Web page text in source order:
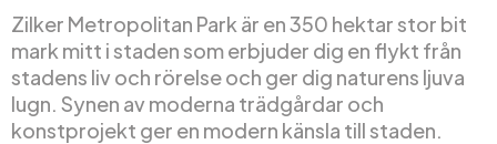
Zilker Metropolitan Park är en 350 hektar stor bit
mark mitt i staden som erbjuder dig en flykt från
stadens liv och rörelse och ger dig naturens ljuva
lugn. Synen av moderna trädgårdar och
konstprojekt ger en modern känsla till staden.